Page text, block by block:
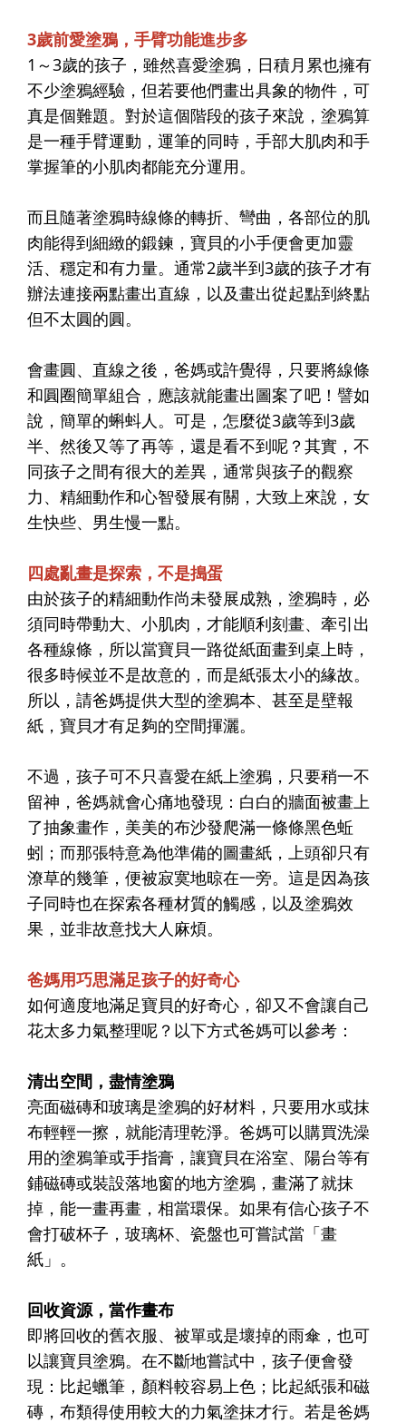
3歲前愛塗鴉，手臂功能進步多
1～3歲的孩子，雖然喜愛塗鴉，日積月累也擁有
不少塗鴉經驗，但若要他們畫出具象的物件，可
真是個難題。對於這個階段的孩子來說，塗鴉算
是一種手臂運動，運筆的同時，手部大肌肉和手
掌握筆的小肌肉都能充分運用。
而且隨著塗鴉時線條的轉折、彎曲，各部位的肌
肉能得到細緻的鍛鍊，寶貝的小手便會更加靈
活、穩定和有力量。通常2歲半到3歲的孩子才有
辦法連接兩點畫出直線，以及畫出從起點到終點
但不太圓的圓。
會畫圓、直線之後，爸媽或許覺得，只要將線條
和圓圈簡單組合，應該就能畫出圖案了吧！譬如
說，簡單的蝌蚪人。可是，怎麼從3歲等到3歲
半、然後又等了再等，還是看不到呢？其實，不
同孩子之間有很大的差異，通常與孩子的觀察
力、精細動作和心智發展有關，大致上來說，女
生快些、男生慢一點。
四處亂畫是探索，不是搗蛋
由於孩子的精細動作尚未發展成熟，塗鴉時，必
須同時帶動大、小肌肉，才能順利刻畫、牽引出
各種線條，所以當寶貝一路從紙面畫到桌上時，
很多時候並不是故意的，而是紙張太小的緣故。
所以，請爸媽提供大型的塗鴉本、甚至是壁報
紙，寶貝才有足夠的空間揮灑。
不過，孩子可不只喜愛在紙上塗鴉，只要稍一不
留神，爸媽就會心痛地發現：白白的牆面被畫上
了抽象畫作，美美的布沙發爬滿一條條黑色蚯
蚓；而那張特意為他準備的圖畫紙，上頭卻只有
潦草的幾筆，便被寂寞地晾在一旁。這是因為孩
子同時也在探索各種材質的觸感，以及塗鴉效
果，並非故意找大人麻煩。
爸媽用巧思滿足孩子的好奇心
如何適度地滿足寶貝的好奇心，卻又不會讓自己
花太多力氣整理呢？以下方式爸媽可以參考：
清出空間，盡情塗鴉
亮面磁磚和玻璃是塗鴉的好材料，只要用水或抹
布輕輕一擦，就能清理乾淨。爸媽可以購買洗澡
用的塗鴉筆或手指膏，讓寶貝在浴室、陽台等有
鋪磁磚或裝設落地窗的地方塗鴉，畫滿了就抹
掉，能一畫再畫，相當環保。如果有信心孩子不
會打破杯子，玻璃杯、瓷盤也可嘗試當「畫
紙」。
回收資源，當作畫布
即將回收的舊衣服、被單或是壞掉的雨傘，也可
以讓寶貝塗鴉。在不斷地嘗試中，孩子便會發
現：比起蠟筆，顏料較容易上色；比起紙張和磁
磚，布類得使用較大的力氣塗抹才行。若是爸媽